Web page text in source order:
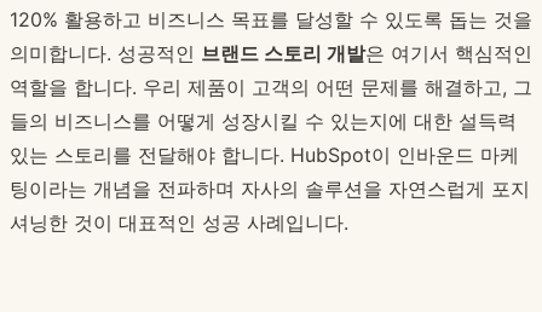
120% 활용하고 비즈니스 목표를 달성할 수 있도록 돕는 것을
의미합니다. 성공적인 브랜드 스토리 개발은 여기서 핵심적인
역할을 합니다. 우리 제품이 고객의 어떤 문제를 해결하고, 그
들의 비즈니스를 어떻게 성장시킬 수 있는지에 대한 설득력
있는 스토리를 전달해야 합니다. HubSpot이 인바운드 마케
팅이라는 개념을 전파하며 자사의 솔루션을 자연스럽게 포지
셔닝한 것이 대표적인 성공 사례입니다.